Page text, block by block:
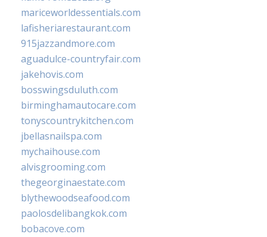
mariceworldessentials.com
lafisheriarestaurant.com
915jazzandmore.com
aguadulce-countryfair.com
jakehovis.com
bosswingsduluth.com
birminghamautocare.com
tonyscountrykitchen.com
jbellasnailspa.com
mychaihouse.com
alvisgrooming.com
thegeorginaestate.com
blythewoodseafood.com
paolosdelibangkok.com
bobacove.com